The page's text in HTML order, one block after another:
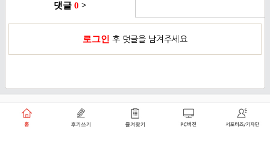
댓글 0 >
로그인 후 덧글을 남겨주세요
개인정보취급방침 로그인
쑥쑥플래닛 주식회사 대표이사 : 천선아